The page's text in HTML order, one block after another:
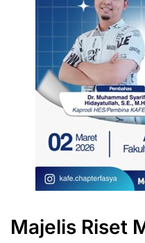
Majelis Riset